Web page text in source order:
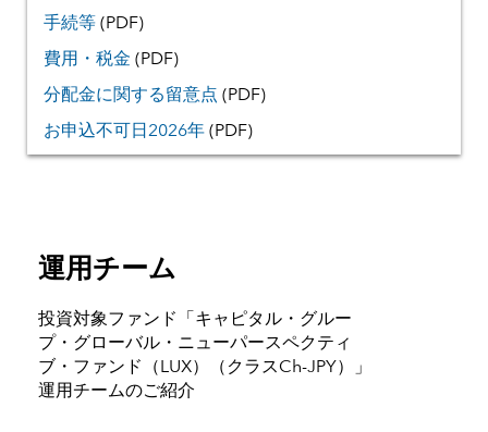
手続等 (PDF)
費用・税金 (PDF)
分配金に関する留意点 (PDF)
お申込不可日2026年 (PDF)
運用チーム
投資対象ファンド「キャピタル・グルー
プ・グローバル・ニューパースペクティ
ブ・ファンド（LUX）（クラスCh-JPY）」
運用チームのご紹介